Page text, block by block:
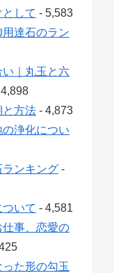
して - 5,583
達石のラン
｜丸玉と六
と方法 - 4,873
浄化につい
ンキング -
いて - 4,581
事、恋愛の
た形の勾玉